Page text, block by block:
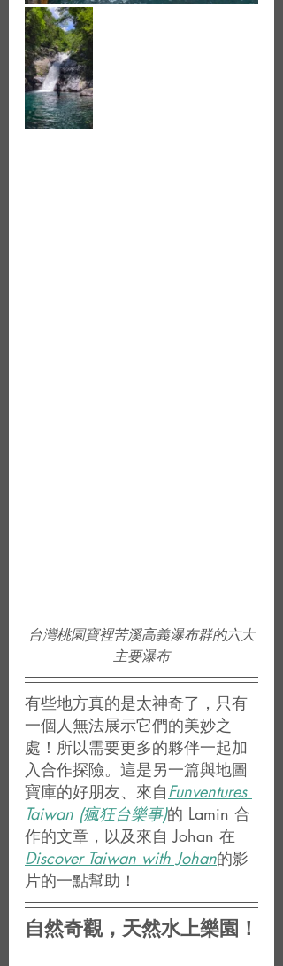
台灣桃園寶裡苦溪高義瀑布群的六大
主要瀑布
有些地方真的是太神奇了，只有
一個人無法展示它們的美妙之
處！所以需要更多的夥伴一起加
入合作探險。這是另一篇與地圖
寶庫的好朋友、來自Funventures
Taiwan (瘋狂台樂事)的 Lamin 合
作的文章，以及來自 Johan 在
Discover Taiwan with Johan的影
片的一點幫助！
自然奇觀，天然水上樂園！